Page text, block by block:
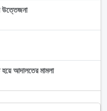
উত্তেজনা
আদালতের মামলা